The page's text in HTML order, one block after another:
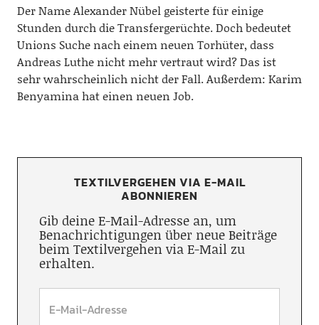
Der Name Alexander Nübel geisterte für einige
Stunden durch die Transfergerüchte. Doch bedeutet
Unions Suche nach einem neuen Torhüter, dass
Andreas Luthe nicht mehr vertraut wird? Das ist
sehr wahrscheinlich nicht der Fall. Außerdem: Karim
Benyamina hat einen neuen Job.
TEXTILVERGEHEN VIA E-MAIL
ABONNIEREN
Gib deine E-Mail-Adresse an, um
Benachrichtigungen über neue Beiträge
beim Textilvergehen via E-Mail zu
erhalten.